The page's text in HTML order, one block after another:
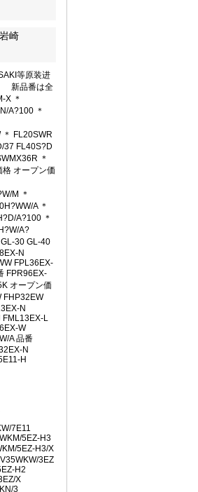
崎
等原装进
新品番は全
X ＊
A?100 ＊
FL20SWR
37 FL40S?D
＊
オープン価
M ＊
A ＊
A?100 ＊
A?
30 GL-40
N
FPL36EX-
FPR96EX-
オープン価
FHP32EW
N
FML13EX-L
W
A 品番
N
H
7E11
5EZ-H3
5EZ-H3/X
3EZ
H2
X
3